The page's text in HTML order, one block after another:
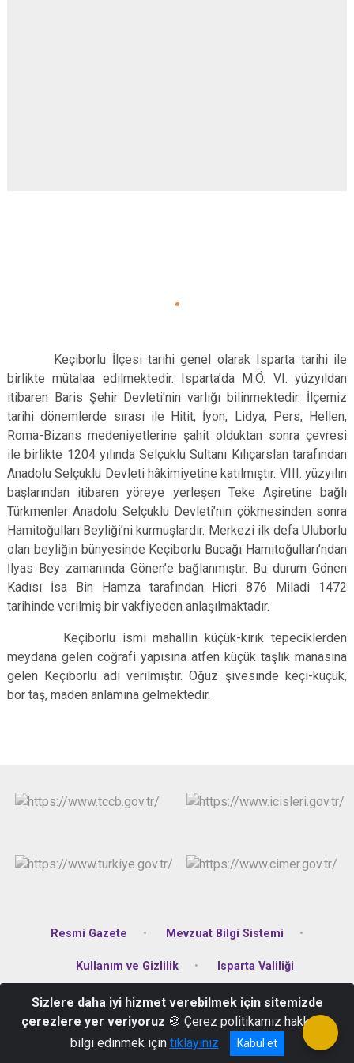
Keçiborlu İlçesi tarihi genel olarak Isparta tarihi ile
birlikte mütalaa edilmektedir. Isparta’da M.Ö. VI. yüzyıldan
itibaren Baris Şehir Devleti'nin varlığı bilinmektedir. İlçemiz
tarihi dönemlerde sırası ile Hitit, İyon, Lidya, Pers, Hellen,
Roma-Bizans medeniyetlerine şahit olduktan sonra çevresi
ile birlikte 1204 yılında Selçuklu Sultanı Kılıçarslan tarafından
Anadolu Selçuklu Devleti hâkimiyetine katılmıştır. VIII. yüzyılın
başlarından itibaren yöreye yerleşen Teke Aşiretine bağlı
Türkmenler Anadolu Selçuklu Devleti’nin çökmesinden sonra
Hamitoğulları Beyliği’ni kurmuşlardır. Merkezi ilk defa Uluborlu
olan beyliğin bünyesinde Keçiborlu Bucağı Hamitoğulları’ndan
İlyas Bey zamanında Gönen’e bağlanmıştır. Bu durum Gönen
Kadısı İsa Bin Hamza tarafından Hicri 876 Miladi 1472
tarihinde verilmiş bir vakfiyeden anlaşılmaktadır.
Keçiborlu ismi mahallin küçük-kırık tepeciklerden
meydana gelen coğrafi yapısına atfen küçük taşlık manasına
gelen Keçiborlu adı verilmiştir. Oğuz şivesinde keçi-küçük,
bor taş, maden anlamına gelmektedir.
Resmi Gazete Mevzuat Bilgi Sistemi
Kullanım ve Gizlilik Isparta Valiliği
Hasanbey Mahallesi Çaldıran2 Sokak No:11 Keçiborlu/Isparta
0246 541 40 06
Sizlere daha iyi hizmet verebilmek için sitemizde
çerezlere yer veriyoruz 🍪 Çerez politikamız hakkında
bilgi edinmek için tıklayınız Kabul et